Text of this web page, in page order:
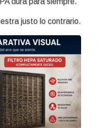
justo lo contrario.